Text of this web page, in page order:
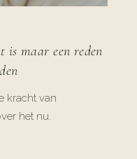
is maar een reden
kracht van
het nu.